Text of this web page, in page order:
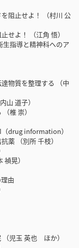
阻止せよ！ （村川 公
せよ！ （江角 悟）
指導と精神科へのア
物質を整理する （中
山 道子）
椎 崇）
drug information）
薬 （別所 千枝）
晃）
由
（児玉 英也 ほか）